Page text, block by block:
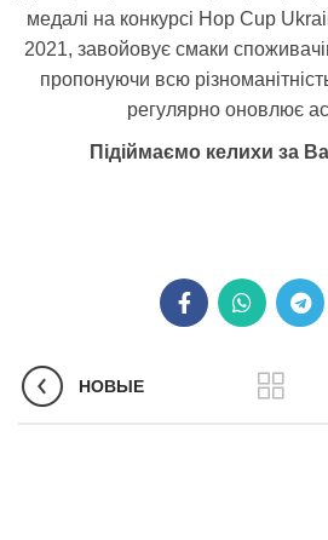
медалі на конкурсі Hop Cup
2021, завойовує смаки
пропонуючи всю
регулярно оновлює
Підіймаємо келихи за
НОВЫЕ